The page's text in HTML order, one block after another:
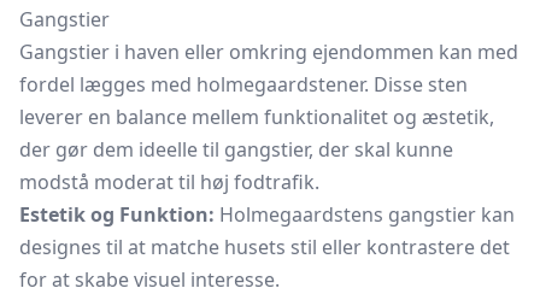
Gangstier
Gangstier i haven eller omkring ejendommen kan med
fordel lægges med holmegaardstener. Disse sten
leverer en balance mellem funktionalitet og æstetik,
der gør dem ideelle til gangstier, der skal kunne
modstå moderat til høj fodtrafik.
Estetik og Funktion: Holmegaardstens gangstier kan
designes til at matche husets stil eller kontrastere det
for at skabe visuel interesse.